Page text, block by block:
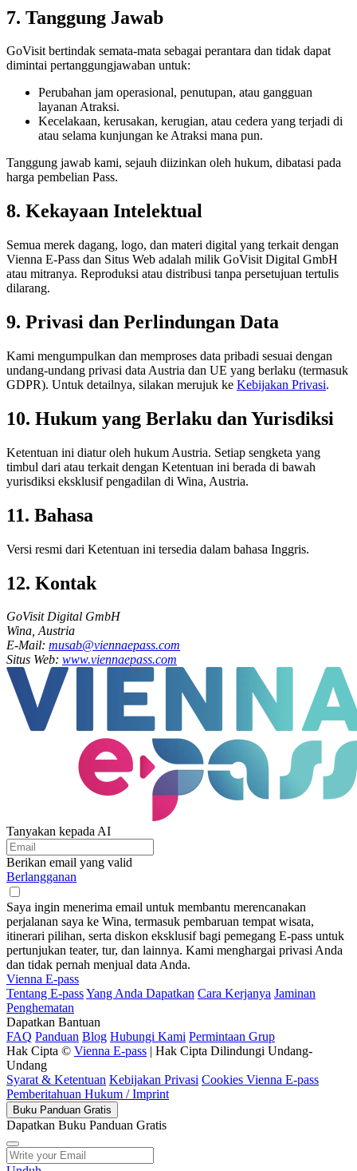
7. Tanggung Jawab
GoVisit bertindak semata-mata sebagai perantara dan tidak dapat
dimintai pertanggungjawaban untuk:
Perubahan jam operasional, penutupan, atau gangguan
layanan Atraksi.
Kecelakaan, kerusakan, kerugian, atau cedera yang terjadi di
atau selama kunjungan ke Atraksi mana pun.
Tanggung jawab kami, sejauh diizinkan oleh hukum, dibatasi pada
harga pembelian Pass.
8. Kekayaan Intelektual
Semua merek dagang, logo, dan materi digital yang terkait dengan
Vienna E-Pass dan Situs Web adalah milik GoVisit Digital GmbH
atau mitranya. Reproduksi atau distribusi tanpa persetujuan tertulis
dilarang.
9. Privasi dan Perlindungan Data
Kami mengumpulkan dan memproses data pribadi sesuai dengan
undang-undang privasi data Austria dan UE yang berlaku (termasuk
GDPR). Untuk detailnya, silakan merujuk ke Kebijakan Privasi.
10. Hukum yang Berlaku dan Yurisdiksi
Ketentuan ini diatur oleh hukum Austria. Setiap sengketa yang
timbul dari atau terkait dengan Ketentuan ini berada di bawah
yurisdiksi eksklusif pengadilan di Wina, Austria.
11. Bahasa
Versi resmi dari Ketentuan ini tersedia dalam bahasa Inggris.
12. Kontak
GoVisit Digital GmbH
Wina, Austria
E-Mail: musab@viennaepass.com
Situs Web: www.viennaepass.com
Tanyakan kepada AI
Berikan email yang valid
Berlangganan
Saya ingin menerima email untuk membantu merencanakan
perjalanan saya ke Wina, termasuk pembaruan tempat wisata,
itinerari pilihan, serta diskon eksklusif bagi pemegang E-pass untuk
pertunjukan teater, tur, dan lainnya. Kami menghargai privasi Anda
dan tidak pernah menjual data Anda.
Vienna E-pass
Tentang E-passYang Anda Dapatkan Cara Kerjanya Jaminan
Penghematan
Dapatkan Bantuan
FAQ Panduan Blog Hubungi Kami Permintaan Grup
Hak Cipta © Vienna E-pass | Hak Cipta Dilindungi Undang-
Undang
Syarat & Ketentuan Kebijakan Privasi Cookies Vienna E-pass
Pemberitahuan Hukum / Imprint
Buku Panduan Gratis
Dapatkan Buku Panduan Gratis